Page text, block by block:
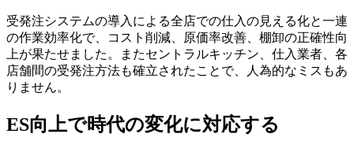
受発注システムの導入による全店での仕入の見える化と一連
の作業効率化で、コスト削減、原価率改善、棚卸の正確性向
上が果たせました。またセントラルキッチン、仕入業者、各
店舗間の受発注方法も確立されたことで、人為的なミスもあ
りません。
ES向上で時代の変化に対応する